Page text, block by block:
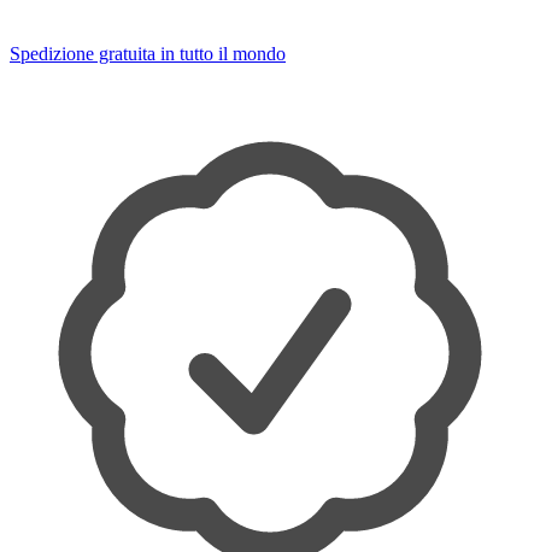
Spedizione gratuita in tutto il mondo